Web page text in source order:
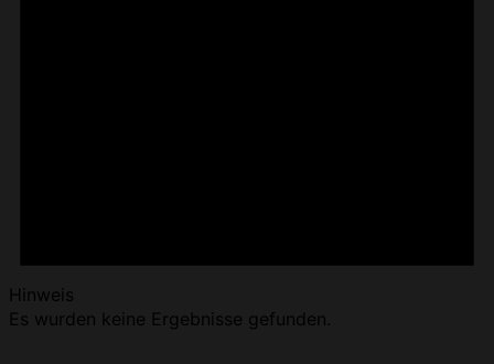
Hinweis
Es wurden keine Ergebnisse gefunden.